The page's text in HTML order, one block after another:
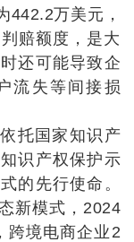
442.2万美元，
赔额度，是大
还可能导致企
流失等间接损
依托国家知识产
识产权保护示
的先行使命。
新模式，2024
跨境电商企业2